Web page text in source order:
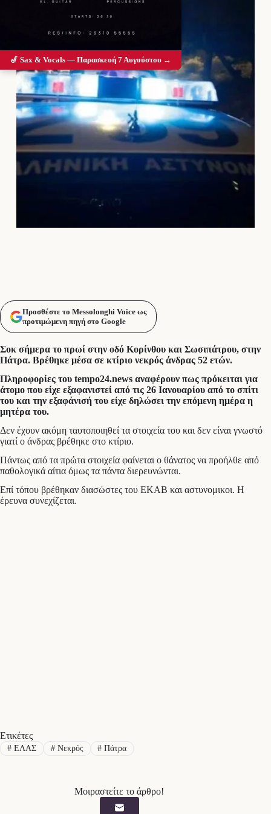
Προσθέστε το Messolonghi Voice ως
προτιμώμενη πηγή στο Google
Σοκ σήμερα το πρωί στην οδό Κορίνθου και Σωσιπάτρου, στην
Πάτρα. Βρέθηκε μέσα σε κτίριο νεκρός άνδρας 52 ετών.
Πληροφορίες του tempo24.news αναφέρουν πως πρόκειται για
άτομο που είχε εξαφανιστεί από τις 26 Ιανουαρίου από το σπίτι
του και την εξαφάνισή του είχε δηλώσει την επόμενη ημέρα η
μητέρα του.
Δεν έχουν ακόμη ταυτοποιηθεί τα στοιχεία του και δεν είναι γνωστό
γιατί ο άνδρας βρέθηκε στο κτίριο.
Πάντως από τα πρώτα στοιχεία φαίνεται ο θάνατος να προήλθε από
παθολογικά αίτια όμως τα πάντα διερευνώνται.
Επί τόπου βρέθηκαν διασώστες του ΕΚΑΒ και αστυνομικοι. Η
έρευνα συνεχίζεται.
Ετικέτες
#ΕΛΑΣ #Νεκρός # Πάτρα
Μοιραστείτε το άρθρο!
🎷 Sax & Vocals — Παρασκευή 7 Αυγούστου →